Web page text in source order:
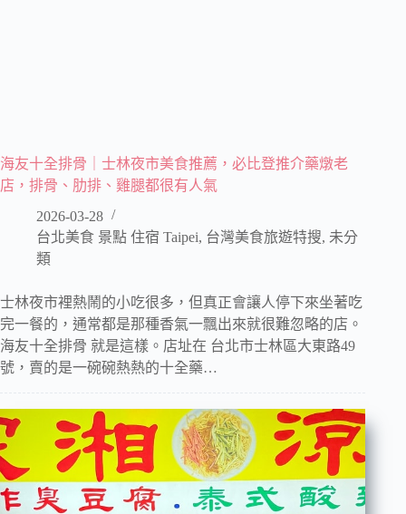
海友十全排骨｜士林夜市美食推薦，必比登推介藥燉老
店，排骨、肋排、雞腿都很有人氣
2026-03-28
台北美食 景點 住宿 Taipei, 台灣美食旅遊特搜, 未分
類
士林夜市裡熱鬧的小吃很多，但真正會讓人停下來坐著吃
完一餐的，通常都是那種香氣一飄出來就很難忽略的店。
海友十全排骨 就是這樣。店址在 台北市士林區大東路49
號，賣的是一碗碗熱熱的十全藥…